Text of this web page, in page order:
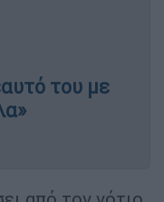
του με